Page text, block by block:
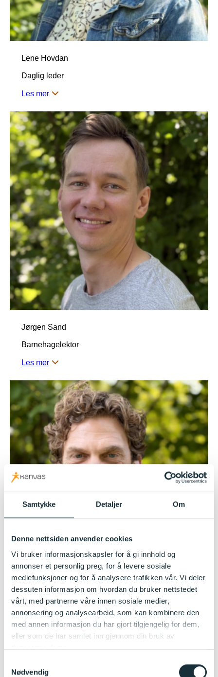
Samtykke Detaljer Om
Denne nettsiden anvender cookies
Vi bruker informasjonskapsler for å gi innhold og
annonser et personlig preg, for å levere sosiale
mediefunksjoner og for å analysere trafikken vår. Vi deler
dessuten informasjon om hvordan du bruker nettstedet
vårt, med partnerne våre innen sosiale medier,
annonsering og analysearbeid, som kan kombinere den
med annen informasjon du har gjort tilgjengelig for dem,
eller som de har samlet inn gjennom din bruk av
tjenestene deres.
Nødvendig
Lene Hovdan
Daglig leder
Les mer
Jørgen Sand
Barnehagelektor
Les mer
Kjell Gustumhaugen
Pedagogisk leder
Les mer